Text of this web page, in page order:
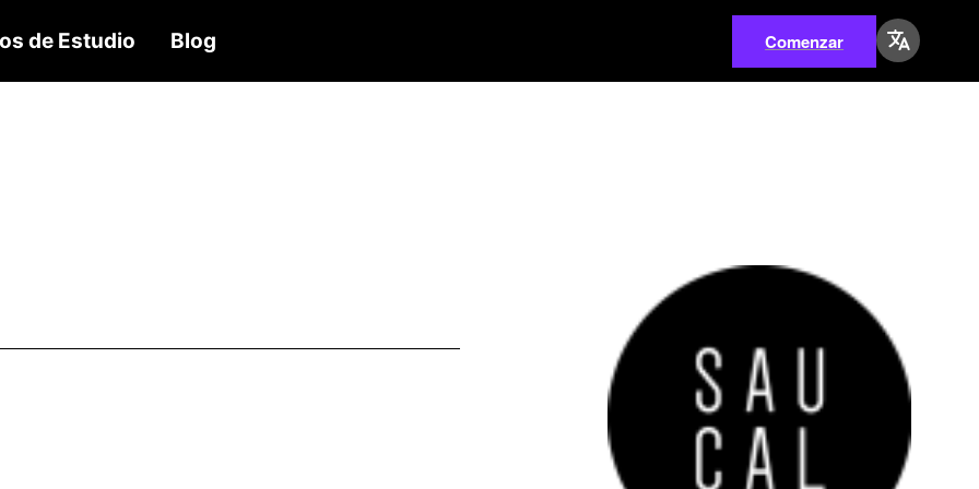
de Estudio Blog Comenzar